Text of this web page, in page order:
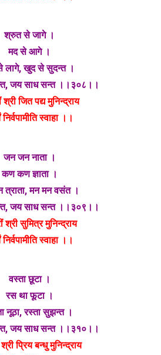
श्रुत से जागे ।
मद से आगे ।
लागे, खुद से सुदन्त ।
जय साध सन्त ।।३०८।।
जित पद्य मुनिन्द्राय
निर्वपामीति स्वाहा ।।
जन जन नाता ।
कण कण ज्ञाता ।
त्राता, मन मन वसंत ।
जय साध सन्त ।।३०९।।
श्री सुमित्र मुनिन्द्राय
निर्वपामीति स्वाहा ।।
वस्ता छूटा ।
रस था फूटा ।
नूठा, रस्ता सुझन्त ।
जय साध सन्त ।।३१०।।
प्रिय बन्धु मुनिन्द्राय